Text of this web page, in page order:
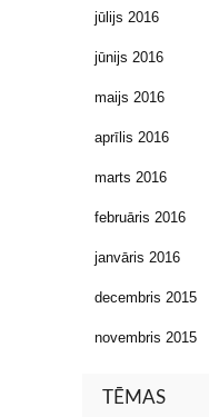
jūlijs 2016
jūnijs 2016
maijs 2016
aprīlis 2016
marts 2016
februāris 2016
janvāris 2016
decembris 2015
novembris 2015
TĒMAS